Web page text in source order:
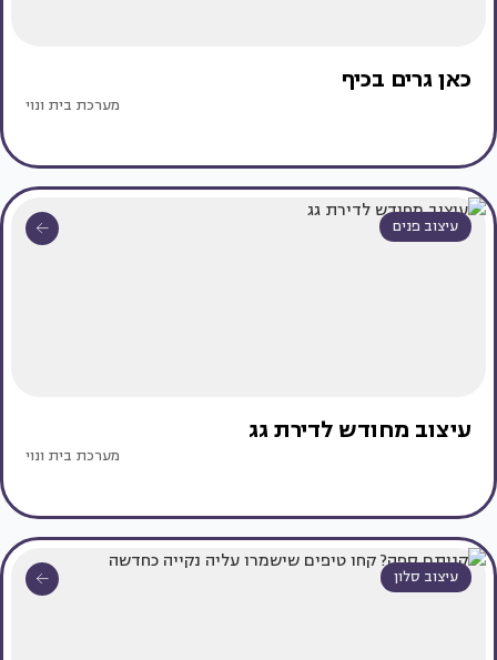
כאן גרים בכיף
מערכת בית ונוי
עיצוב פנים
עיצוב מחודש לדירת גג
מערכת בית ונוי
עיצוב סלון